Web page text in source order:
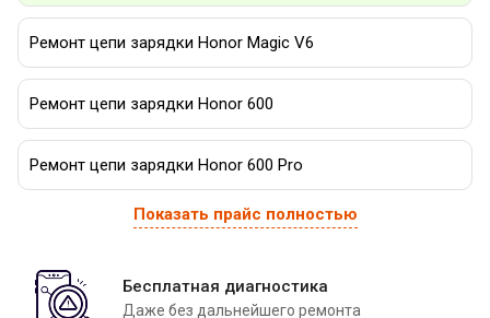
Ремонт цепи зарядки Honor Magic V6
Ремонт цепи зарядки Honor 600
Ремонт цепи зарядки Honor 600 Pro
Показать прайс полностью
Бесплатная диагностика
Даже без дальнейшего ремонта